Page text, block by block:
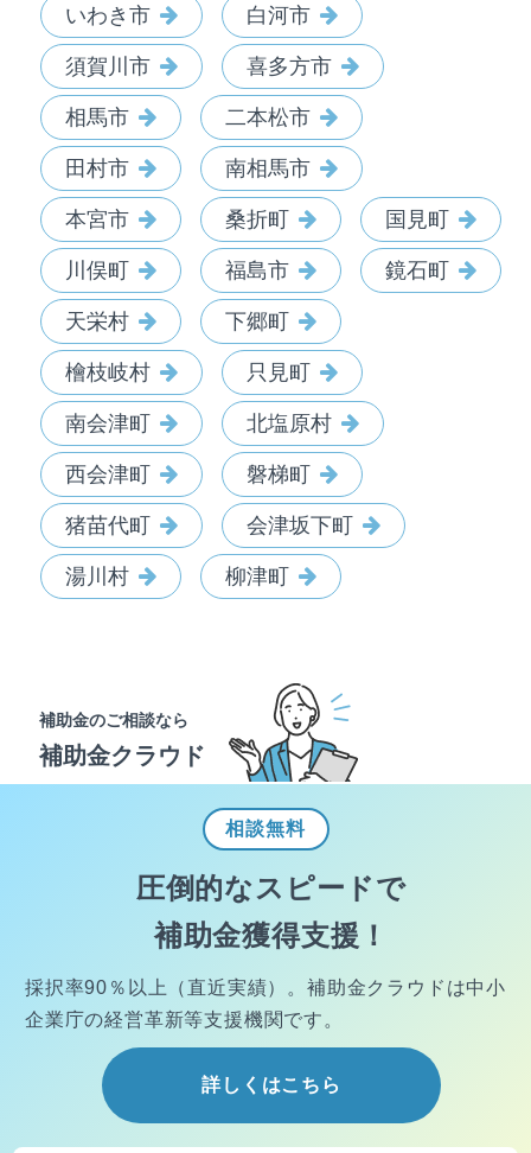
いわき市 白河市
須賀川市 喜多方市
相馬市 二本松市
田村市 南相馬市
本宮市 桑折町 国見町
川俣町 福島市 鏡石町
天栄村 下郷町
檜枝岐村 只見町
南会津町 北塩原村
西会津町 磐梯町
猪苗代町 会津坂下町
湯川村 柳津町
補助金のご相談なら
補助金クラウド
相談無料
圧倒的なスピードで
補助金獲得支援！
採択率90％以上（直近実績）。 補助金クラウドは中小
企業庁の経営革新等支援機関です。
詳しくはこちら